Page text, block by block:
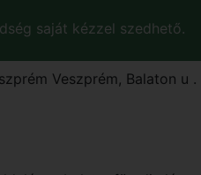
saját kézzel szedhető.
Veszprém, Balaton u .